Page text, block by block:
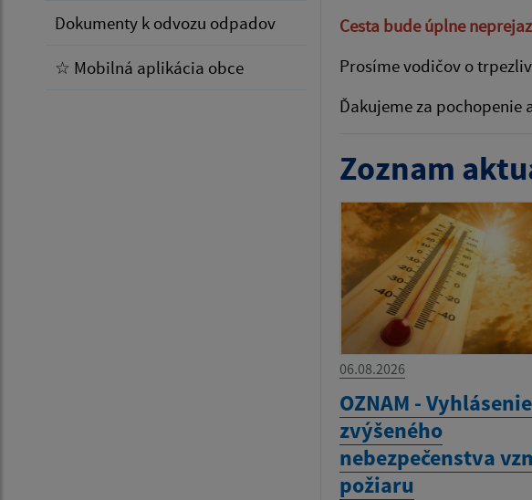
Dokumenty k odvozu odpadov
☆ Mobilná aplikácia obce
Cesta bude úplne
Prosíme vodičov o
Ďakujeme za pochopenie
Zoznam
06.08.2026
OZNAM -
zvýšeného
nebezpečenstva
požiaru